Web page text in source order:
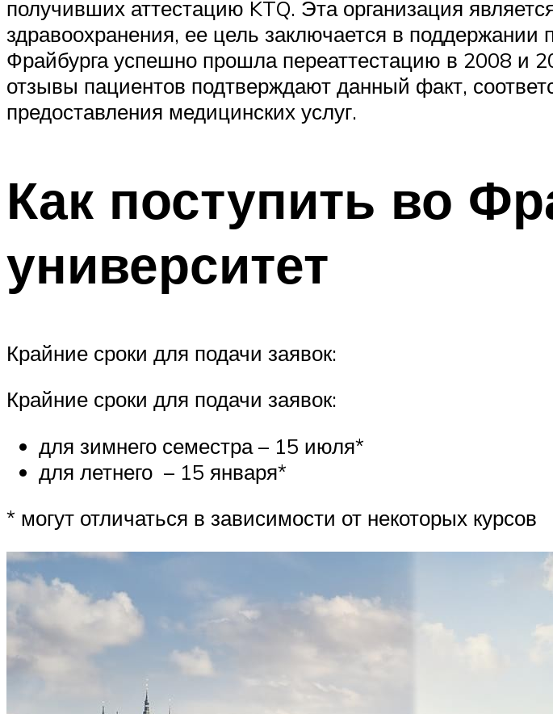
получивших аттестацию KTQ. Эта организация
здравоохранения, ее цель заключается в поддержании
Фрайбурга успешно прошла переаттестацию в 2008 и
отзывы пациентов подтверждают данный факт,
предоставления медицинских услуг.
Как поступить во
университет
Крайние сроки для подачи заявок:
Крайние сроки для подачи заявок:
для зимнего семестра – 15 июля*
для летнего – 15 января*
* могут отличаться в зависимости от некоторых курсов